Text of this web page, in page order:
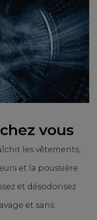
vous
les vêtements,
et la poussière
et désodorisez
et sans